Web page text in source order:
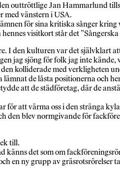
outtröttlige Jan Hammarlund
med vänstern i USA.
för sina kritiska sånger
visitkort står det
den kulturen var det självklart
jag sjöng för folk jag inte
kolliderade med verkligheten
de låsta positionerna och
att de städföretag, där de
för att värma oss i den stränga
blev normgivande för
till.
det som om
en ny grupp av